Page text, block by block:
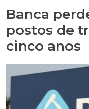
Banca
postos de
cinco anos